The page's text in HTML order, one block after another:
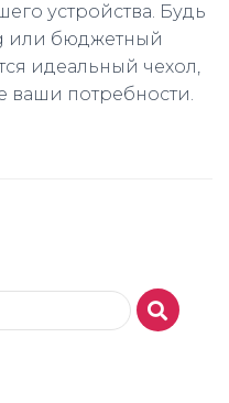
устройства. Будь
или бюджетный
идеальный чехол,
ваши потребности.